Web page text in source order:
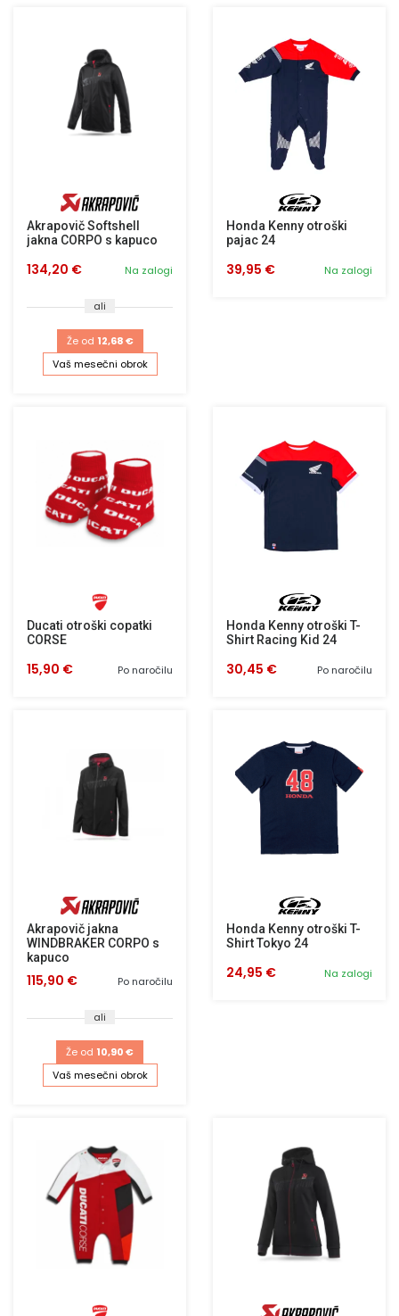
Akrapovič Softshell
jakna CORPO s kapuco
Na zalogi
134,20 €
ali
Že od 12,68 €
Vaš mesečni obrok
Honda Kenny otroški
pajac 24
Na zalogi
39,95 €
Ducati otroški copatki
CORSE
Po naročilu
15,90 €
Honda Kenny otroški T-
Shirt Racing Kid 24
Po naročilu
30,45 €
Akrapovič jakna
WINDBRAKER CORPO s
kapuco
Po naročilu
115,90 €
ali
Že od 10,90 €
Vaš mesečni obrok
Honda Kenny otroški T-
Shirt Tokyo 24
Na zalogi
24,95 €